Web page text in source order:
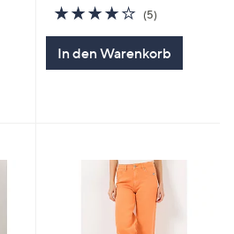
4.2
von
5
(5)
In den Warenkorb